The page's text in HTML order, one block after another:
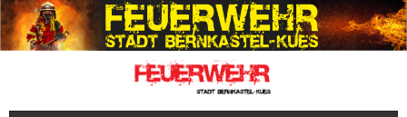
Skip
to
content